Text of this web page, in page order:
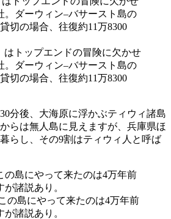
はトップエンドの冒険に欠かせ
。ダーウィン–バサースト島の
切の場合、往復約11万8300
分後、大海原に浮かぶティウィ諸島
らは無人島に見えますが、兵庫県ほ
らし、その9割はティウィ人と呼ば
の島にやって来たのは4万年前
諸説あり。